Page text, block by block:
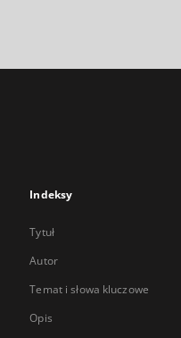
Indeksy
Tytuł
Autor
Temat i słowa kluczowe
Opis